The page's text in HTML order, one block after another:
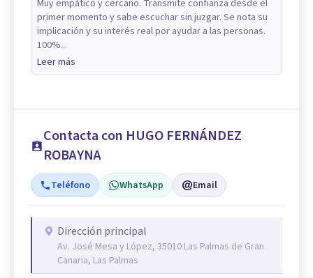
Muy empático y cercano. Transmite confianza desde el
primer momento y sabe escuchar sin juzgar. Se nota su
implicación y su interés real por ayudar a las personas.
100%...
Leer más
Contacta con HUGO FERNÁNDEZ
ROBAYNA
Teléfono WhatsApp Email
Dirección principal
Av. José Mesa y López, 35010 Las Palmas de Gran
Canaria, Las Palmas